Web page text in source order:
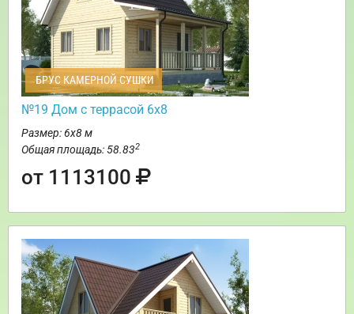
БРУС КАМЕРНОЙ СУШКИ
№19 Дом с террасой 6х8
Размер: 6х8 м
Общая площадь: 58.832
от 1113100